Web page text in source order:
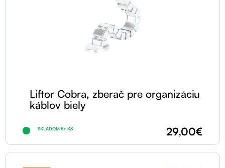
Liftor Cobra, zberač pre organizáciu
káblov biely
SKLADOM 5+ KS 29,00€